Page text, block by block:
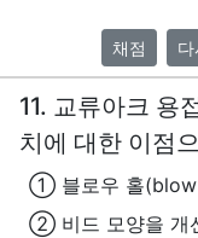
채점 다
11. 교류아크
치에 대한 이점
① 블로우 홀(blow
② 비드 모양을 개